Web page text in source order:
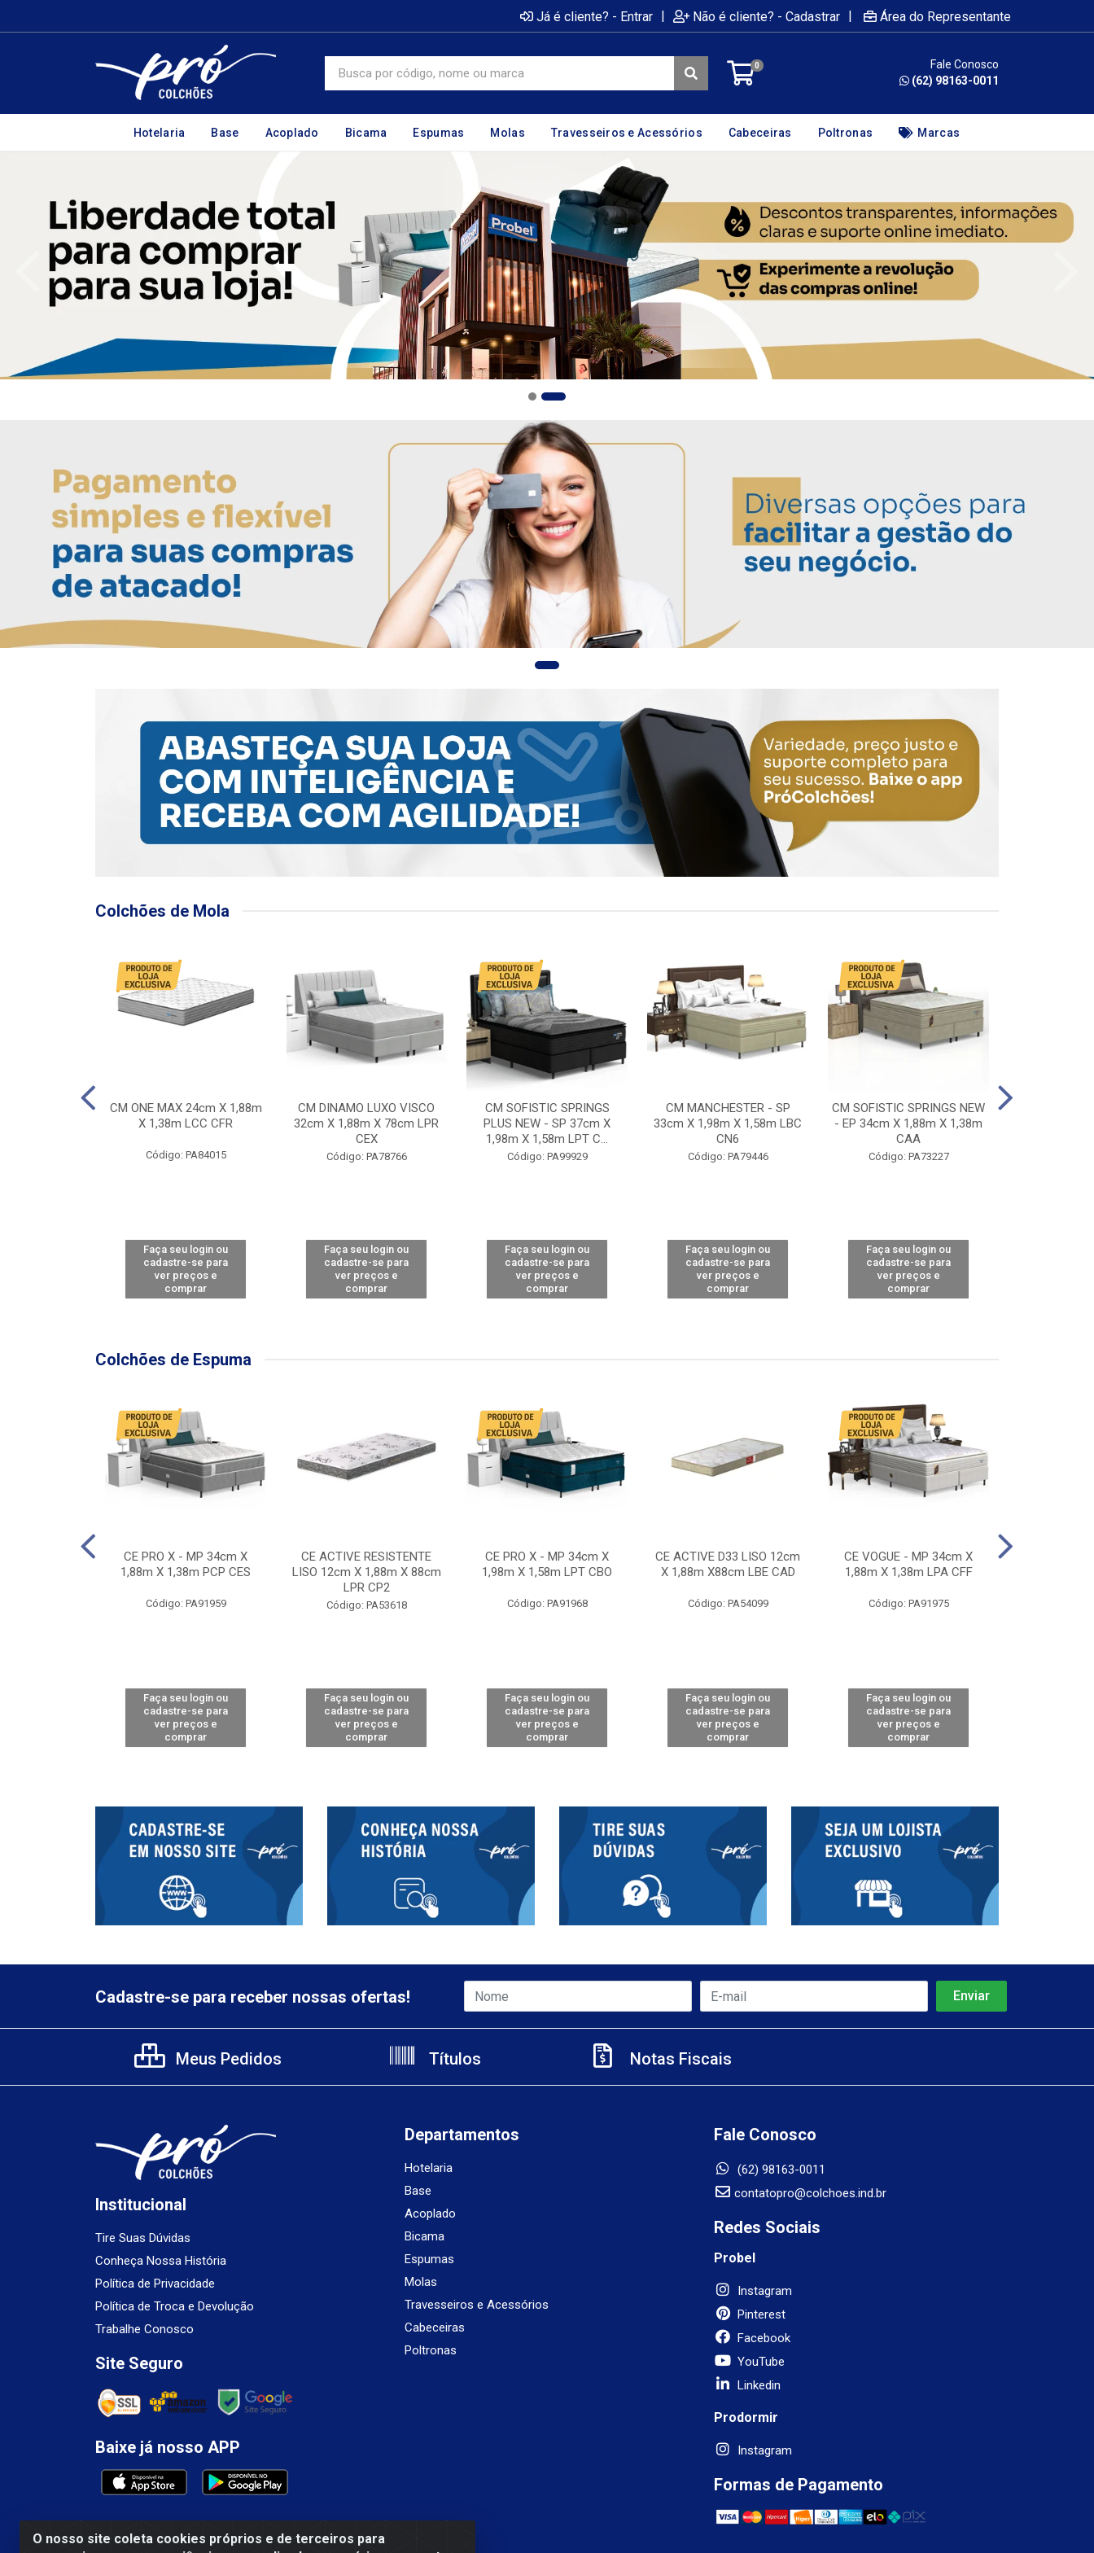
Já é cliente? - Entrar | Não é cliente? - Cadastrar | Área do Representante
0
Fale Conosco
(62) 98163-0011
Hotelaria Base Acoplado Bicama Espumas Molas Travesseiros e Acessórios Cabeceiras Poltronas Marcas
Colchões de Mola
CM ONE MAX 24cm X 1,88m
X 1,38m LCC CFR
Código: PA84015
Faça seu login ou
cadastre-se para
ver preços e
comprar
CM DINAMO LUXO VISCO
32cm X 1,88m X 78cm LPR
CEX
Código: PA78766
Faça seu login ou
cadastre-se para
ver preços e
comprar
CM SOFISTIC SPRINGS
PLUS NEW - SP 37cm X
1,98m X 1,58m LPT C...
Código: PA99929
Faça seu login ou
cadastre-se para
ver preços e
comprar
CM MANCHESTER - SP
33cm X 1,98m X 1,58m LBC
CN6
Código: PA79446
Faça seu login ou
cadastre-se para
ver preços e
comprar
CM SOFISTIC SPRINGS NEW
- EP 34cm X 1,88m X 1,38m
CAA
Código: PA73227
Faça seu login ou
cadastre-se para
ver preços e
comprar
Colchões de Espuma
CE PRO X - MP 34cm X
1,88m X 1,38m PCP CES
Código: PA91959
Faça seu login ou
cadastre-se para
ver preços e
comprar
CE ACTIVE RESISTENTE
LISO 12cm X 1,88m X 88cm
LPR CP2
Código: PA53618
Faça seu login ou
cadastre-se para
ver preços e
comprar
CE PRO X - MP 34cm X
1,98m X 1,58m LPT CBO
Código: PA91968
Faça seu login ou
cadastre-se para
ver preços e
comprar
CE ACTIVE D33 LISO 12cm
X 1,88m X88cm LBE CAD
Código: PA54099
Faça seu login ou
cadastre-se para
ver preços e
comprar
CE VOGUE - MP 34cm X
1,88m X 1,38m LPA CFF
Código: PA91975
Faça seu login ou
cadastre-se para
ver preços e
comprar
O nosso site coleta cookies próprios e de terceiros para
Cadastre-se para receber nossas ofertas!
Meus Pedidos Títulos Notas Fiscais
Institucional
Tire Suas Dúvidas
Conheça Nossa História
Política de Privacidade
Política de Troca e Devolução
Trabalhe Conosco
Site Seguro
Baixe já nosso APP
Departamentos
Hotelaria
Base
Acoplado
Bicama
Espumas
Molas
Travesseiros e Acessórios
Cabeceiras
Poltronas
Fale Conosco
(62) 98163-0011
contatopro@colchoes.ind.br
Redes Sociais
Probel
Instagram
Pinterest
Facebook
YouTube
Linkedin
Prodormir
Instagram
Formas de Pagamento